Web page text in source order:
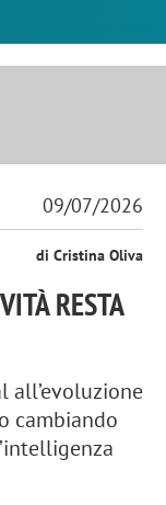
09/07/2026
di Cristina Oliva
RESTA
all’evoluzione
cambiando